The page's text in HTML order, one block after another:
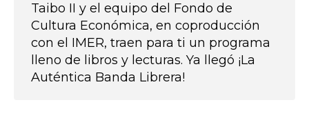
Taibo II y el equipo del Fondo de
Cultura Económica, en coproducción
con el IMER, traen para ti un programa
lleno de libros y lecturas. Ya llegó ¡La
Auténtica Banda Librera!